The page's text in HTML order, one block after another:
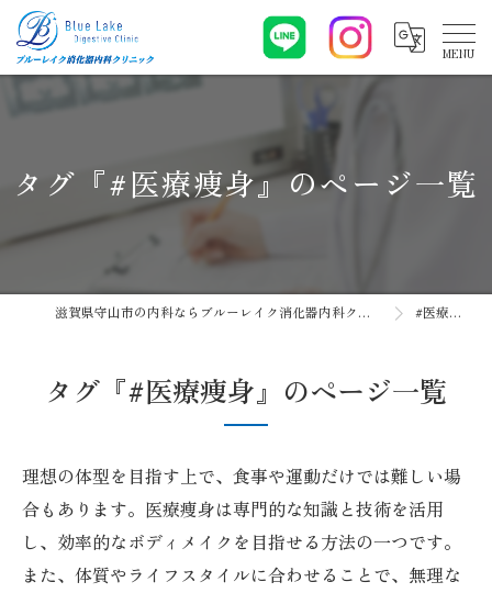
タグ『#医療痩身』のページ一覧
滋賀県守山市の内科ならブルーレイク消化器内科クリニック #医療痩身
タグ『#医療痩身』のページ一覧
理想の体型を目指す上で、食事や運動だけでは難しい場
合もあります。医療痩身は専門的な知識と技術を活用
し、効率的なボディメイクを目指せる方法の一つです。
また、体質やライフスタイルに合わせることで、無理な